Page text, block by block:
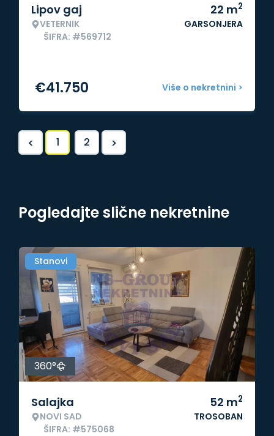
Lipov gaj
VETERNIK
ŠIFRA: #569712
22 m2
GARSONJERA
Više o nekretnini >
€41.750
< 1 2 >
Pogledajte slične nekretnine
Stanovi
360°
Salajka
NOVI SAD
ŠIFRA: #575068
52 m2
TROSOBAN